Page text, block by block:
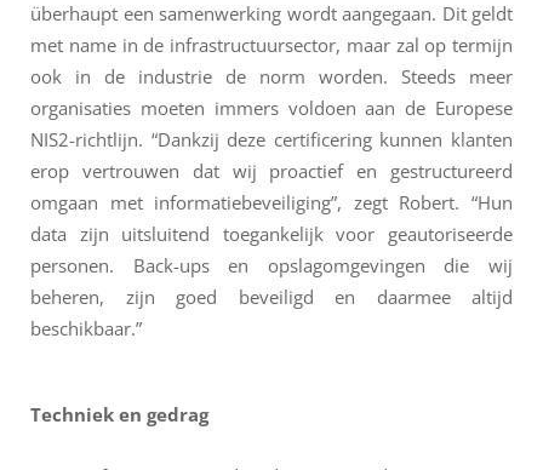
überhaupt een samenwerking wordt aangegaan. Dit geldt
met name in de infrastructuursector, maar zal op termijn
ook in de industrie de norm worden. Steeds meer
organisaties moeten immers voldoen aan de Europese
NIS2-richtlijn. “Dankzij deze certificering kunnen klanten
erop vertrouwen dat wij proactief en gestructureerd
omgaan met informatiebeveiliging”, zegt Robert. “Hun
data zijn uitsluitend toegankelijk voor geautoriseerde
personen. Back-ups en opslagomgevingen die wij
beheren, zijn goed beveiligd en daarmee altijd
beschikbaar.”
Techniek en gedrag